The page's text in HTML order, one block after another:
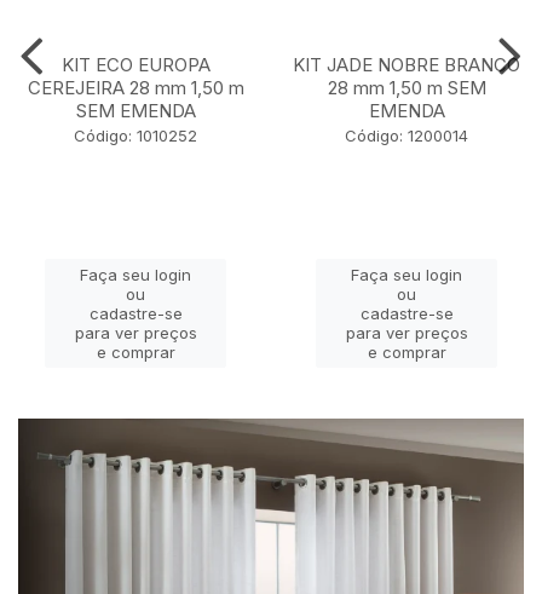
KIT ECO EUROPA
CEREJEIRA 28 mm 1,50 m
SEM EMENDA
Código: 1010252
Faça seu login
ou
cadastre-se
para ver preços
e comprar
KIT JADE NOBRE BRANCO
28 mm 1,50 m SEM
EMENDA
Código: 1200014
Faça seu login
ou
cadastre-se
para ver preços
e comprar